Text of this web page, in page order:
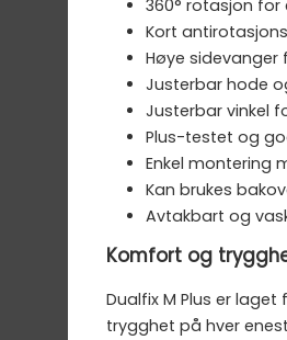
360° rotasjon
Kort
Høye
Justerbar hode
Justerbar vinkel
Plus-testet og
Enkel montering
Kan brukes
Avtakbart og
Komfort og
Dualfix M Plus er
trygghet på hver